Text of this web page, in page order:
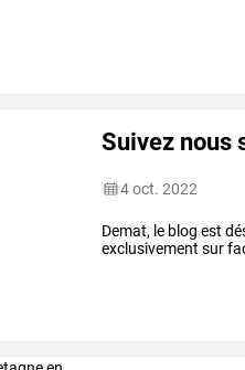
Suivez nous
4 oct. 2022
Demat, le blog est
exclusivement sur